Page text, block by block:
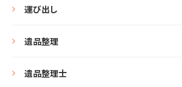
運び出し
遺品整理
遺品整理士